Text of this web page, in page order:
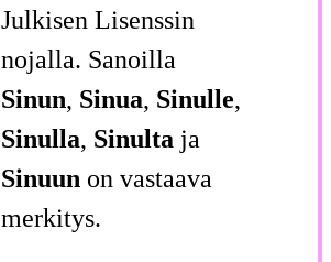
Julkisen Lisenssin
nojalla. Sanoilla
Sinun, Sinua, Sinulle,
Sinulla, Sinulta ja
Sinuun on vastaava
merkitys.